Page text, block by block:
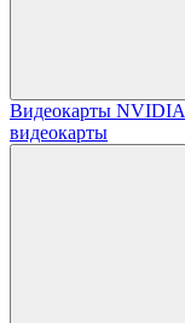
Видеокарты NVIDIA
видеокарты